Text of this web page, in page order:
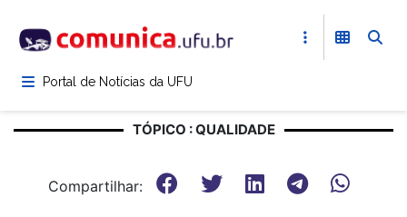
para
conteúdoPortal de Notícias da UFU
TÓPICO : QUALIDADE
Compartilhar: